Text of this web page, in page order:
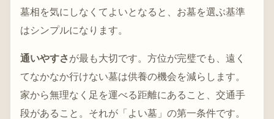
墓相を気にしなくてよいとなると、お墓を選ぶ基準
はシンプルになります。
通いやすさが最も大切です。方位が完璧でも、遠く
てなかなか行けない墓は供養の機会を減らします。
家から無理なく足を運べる距離にあること、交通手
段があること。それが「よい墓」の第一条件です。